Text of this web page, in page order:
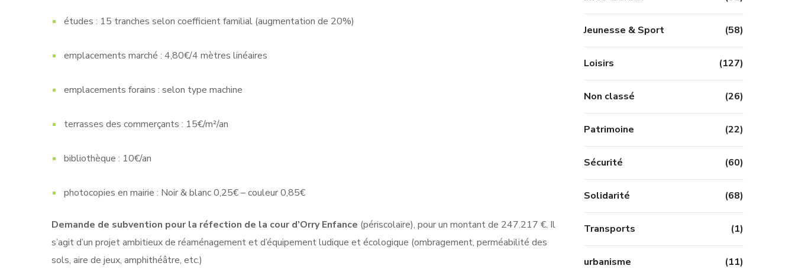
études : 15 tranches selon coefficient familial (augmentation de 20%)
emplacements marché : 4,80€/4 mètres linéaires
emplacements forains : selon type machine
terrasses des commerçants : 15€/m²/an
bibliothèque : 10€/an
photocopies en mairie : Noir & blanc 0,25€ – couleur 0,85€
Demande de subvention pour la réfection de la cour d’Orry Enfance (périscolaire), pour un montant de 247.217 €. Il
s’agit d’un projet ambitieux de réaménagement et d’équipement ludique et écologique (ombragement, perméabilité des
sols, aire de jeux, amphithéâtre, etc.)
Jeunesse & Sport (58)
Loisirs (127)
Non classé (26)
Patrimoine (22)
Sécurité (60)
Solidarité (68)
Transports (1)
urbanisme (11)